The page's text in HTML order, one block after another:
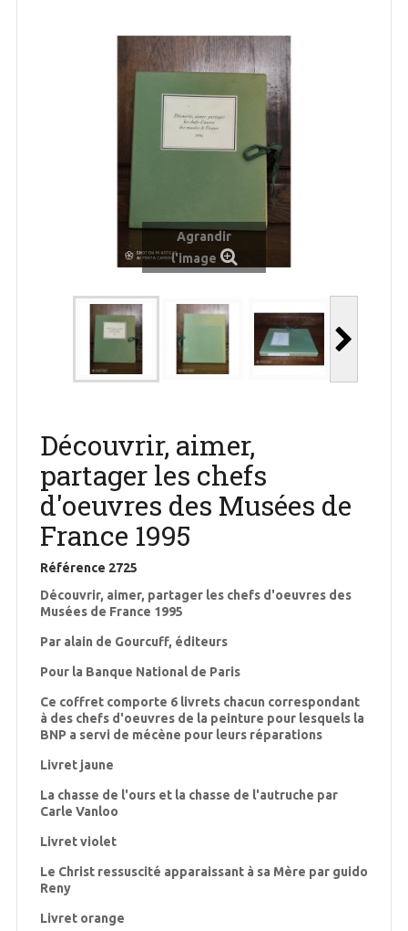
Agrandir
l'image
Découvrir, aimer,
partager les chefs
d'oeuvres des Musées de
France 1995
Référence 2725
Découvrir, aimer, partager les chefs d'oeuvres des
Musées de France 1995
Par alain de Gourcuff, éditeurs
Pour la Banque National de Paris
Ce coffret comporte 6 livrets chacun correspondant
à des chefs d'oeuvres de la peinture pour lesquels la
BNP a servi de mécène pour leurs réparations
Livret jaune
La chasse de l'ours et la chasse de l'autruche par
Carle Vanloo
Livret violet
Le Christ ressuscité apparaissant à sa Mère par guido
Reny
Livret orange